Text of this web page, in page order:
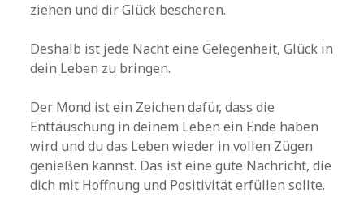
ziehen und dir Glück bescheren.
Deshalb ist jede Nacht eine Gelegenheit, Glück in
dein Leben zu bringen.
Der Mond ist ein Zeichen dafür, dass die
Enttäuschung in deinem Leben ein Ende haben
wird und du das Leben wieder in vollen Zügen
genießen kannst. Das ist eine gute Nachricht, die
dich mit Hoffnung und Positivität erfüllen sollte.